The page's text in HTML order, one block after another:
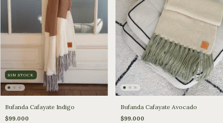
SIN STOCK
Bufanda Cafayate Indigo
$99.000
Bufanda Cafayate Avocado
$99.000